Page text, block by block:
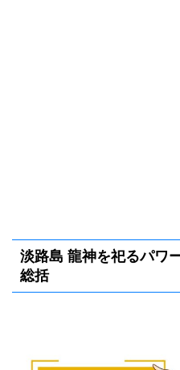
淡路島 龍神を祀るパワ
総括